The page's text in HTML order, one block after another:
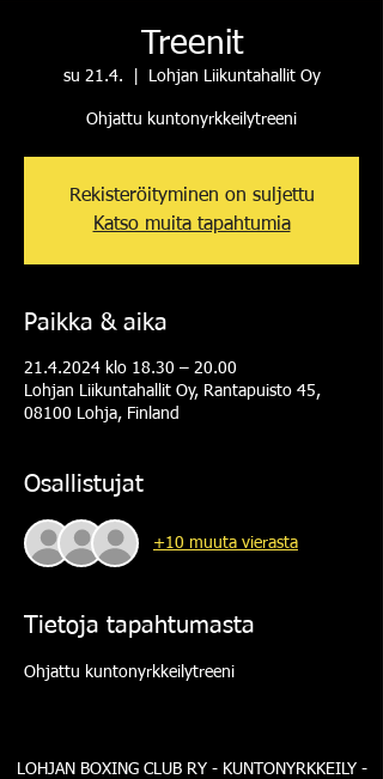
Treenit
su 21.4. Lohjan Liikuntahallit Oy
Ohjattu kuntonyrkkeilytreeni
Rekisteröityminen on suljettu
Katso muita tapahtumia
Paikka & aika
21.4.2024 klo 18.30 – 20.00
Lohjan Liikuntahallit Oy, Rantapuisto 45,
08100 Lohja, Finland
Osallistujat
+10 muuta vierasta
Tietoja tapahtumasta
Ohjattu kuntonyrkkeilytreeni
LOHJAN BOXING CLUB RY - KUNTONYRKKEILY -